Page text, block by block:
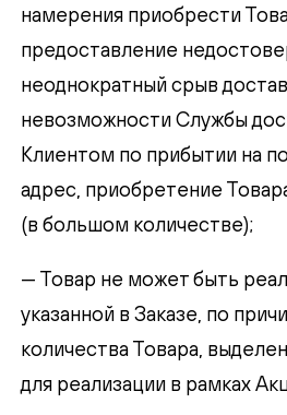
намерения приобрести
предоставление
неоднократный срыв
невозможности Службы
Клиентом по прибытии на
адрес, приобретение
(в большом количестве);
— Товар не может быть
указанной в Заказе, по
количества Товара,
для реализации в рамках